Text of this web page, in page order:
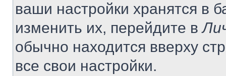
ваши настройки хранятся в
изменить их, перейдите в
обычно находится вверху
все свои настройки.